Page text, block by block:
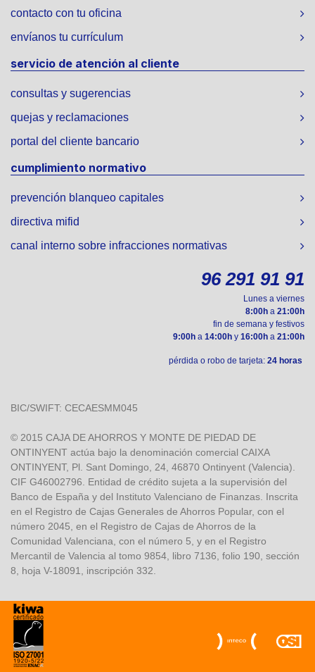
contacto con tu oficina
envíanos tu currículum
servicio de atención al cliente
consultas y sugerencias
quejas y reclamaciones
portal del cliente bancario
cumplimiento normativo
prevención blanqueo capitales
directiva mifid
canal interno sobre infracciones normativas
96 291 91 91
Lunes a viernes
8:00h a 21:00h
fin de semana y festivos
9:00h a 14:00h y 16:00h a 21:00h
pérdida o robo de tarjeta: 24 horas
BIC/SWIFT: CECAESMM045
© 2015 CAJA DE AHORROS Y MONTE DE PIEDAD DE
ONTINYENT actúa bajo la denominación comercial CAIXA
ONTINYENT, Pl. Sant Domingo, 24, 46870 Ontinyent (Valencia).
CIF G46002796. Entidad de crédito sujeta a la supervisión del
Banco de España y del Instituto Valenciano de Finanzas. Inscrita
en el Registro de Cajas Generales de Ahorros Popular, con el
número 2045, en el Registro de Cajas de Ahorros de la
Comunidad Valenciana, con el número 5, y en el Registro
Mercantil de Valencia al tomo 9854, libro 7136, folio 190, sección
8, hoja V-18091, inscripción 332.